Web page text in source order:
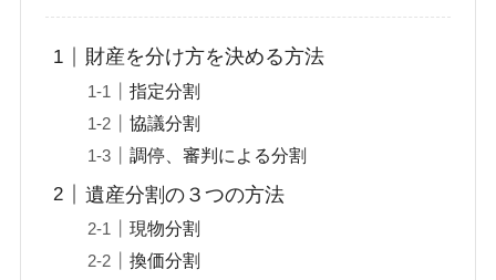
財産を分け方を決める方法
指定分割
協議分割
調停、審判による分割
遺産分割の３つの方法
現物分割
換価分割